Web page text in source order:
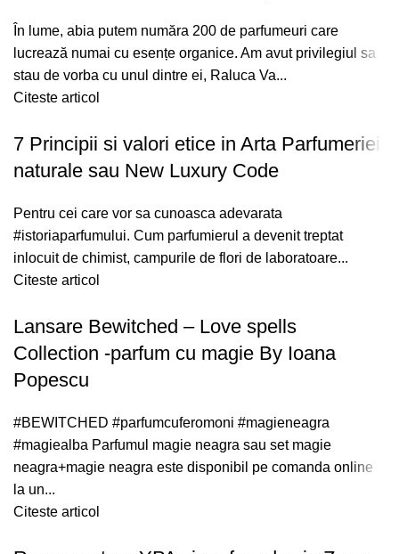
În lume, abia putem număra 200 de parfumeuri care
lucrează numai cu esențe organice. Am avut privilegiul sa
stau de vorba cu unul dintre ei, Raluca Va...
Citeste articol
7 Principii si valori etice in Arta Parfumeriei
naturale sau New Luxury Code
Pentru cei care vor sa cunoasca adevarata
#istoriaparfumului. Cum parfumierul a devenit treptat
inlocuit de chimist, campurile de flori de laboratoare...
Citeste articol
Lansare Bewitched – Love spells
Collection -parfum cu magie By Ioana
Popescu
#BEWITCHED #parfumcuferomoni #magieneagra
#magiealba Parfumul magie neagra sau set magie
neagra+magie neagra este disponibil pe comanda online
la un...
Citeste articol